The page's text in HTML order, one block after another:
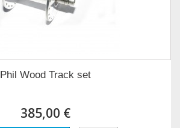
Phil Wood Track set
385,00 €